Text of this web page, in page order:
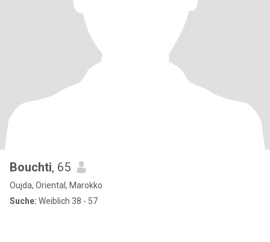
Bouchti, 65
Oujda, Oriental, Marokko
Suche: Weiblich 38 - 57